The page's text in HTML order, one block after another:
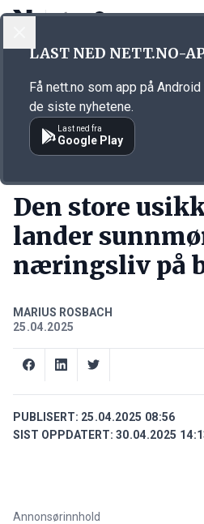
Annonsørinnhold
Den store
lander
næringsliv på
MARIUS ROSBACH
25.04.2025
PUBLISERT: 25.04.2025 08:56
SIST OPPDATERT: 30.04.2025
Annonsørinnhold
LAST NED NETT.NO-
Få nett.no som app på
de siste nyhetene.
Last ned fra
Google Play